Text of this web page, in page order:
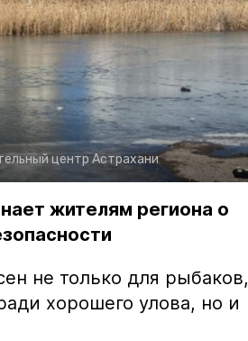
центр Астрахани
жителям региона о
не только для рыбаков,
хорошего улова, но и